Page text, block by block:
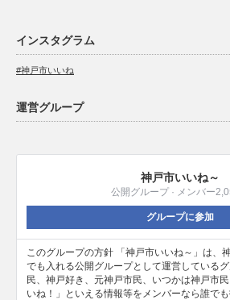
インスタグラム
#神戸市いいね
運営グループ
神戸市いいね～
公開グループ · メンバー
グループに参加
このグループの方針 「神戸市いいね～」は、
でも入れる公開グループとして運営している
民、神戸好き、元神戸市民、いつかは神戸市
いね！」といえる情報等をメンバーなら誰で